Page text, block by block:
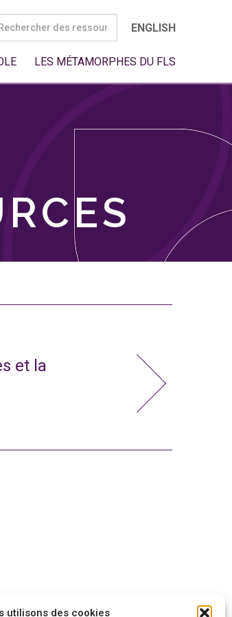
utilisons des cookies
ENGLISH
LES MÉTAMORPHES DU FLS
et la